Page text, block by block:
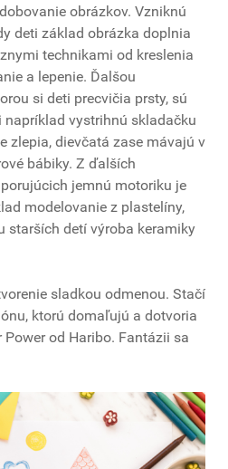
obrázkov. Vzniknú
deti základ obrázka doplnia
technikami od kreslenia
a lepenie. Ďalšou
si deti precvičia prsty, sú
napríklad vystrihnú skladačku
zlepia, dievčatá zase mávajú v
bábiky. Z ďalších
jemnú motoriku je
modelovanie z plastelíny,
starších detí výroba keramiky
sladkou odmenou. Stačí
ktorú domaľujú a dotvoria
od Haribo. Fantázii sa